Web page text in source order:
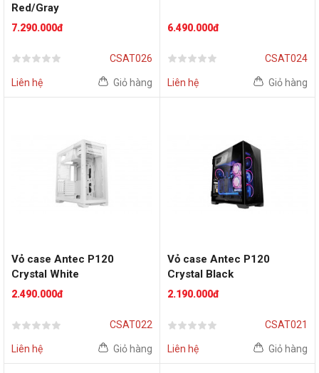
Red/Gray
7.290.000đ
CSAT026
Liên hệ Giỏ hàng
6.490.000đ
CSAT024
Liên hệ Giỏ hàng
Vỏ case Antec P120
Crystal White
2.490.000đ
CSAT022
Liên hệ Giỏ hàng
Vỏ case Antec P120
Crystal Black
2.190.000đ
CSAT021
Liên hệ Giỏ hàng